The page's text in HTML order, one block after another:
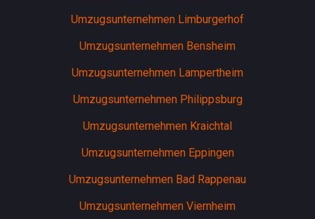
Umzugsunternehmen Limburgerhof
Umzugsunternehmen Bensheim
Umzugsunternehmen Lampertheim
Umzugsunternehmen Philippsburg
Umzugsunternehmen Kraichtal
Umzugsunternehmen Eppingen
Umzugsunternehmen Bad Rappenau
Umzugsunternehmen Viernheim